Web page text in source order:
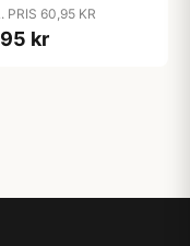
PRIS 60,95 KR
kr